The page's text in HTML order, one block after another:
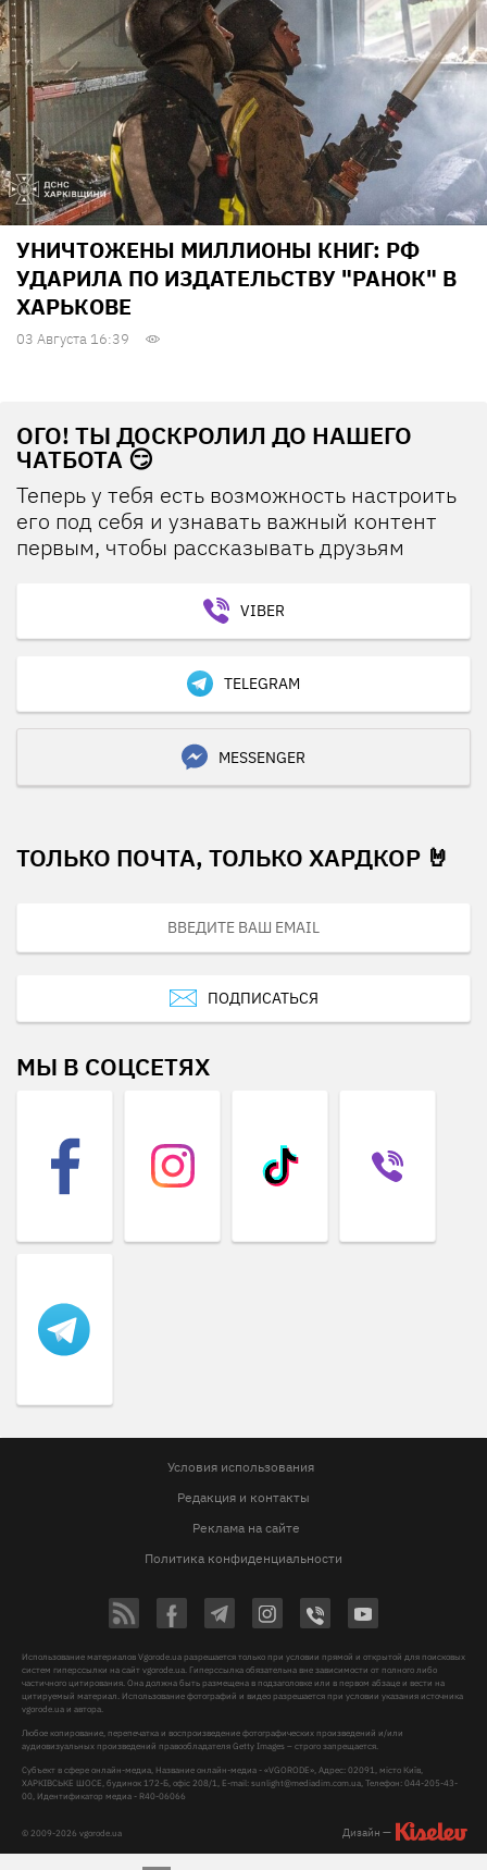
УНИЧТОЖЕНЫ МИЛЛИОНЫ КНИГ: РФ
УДАРИЛА ПО ИЗДАТЕЛЬСТВУ "РАНОК" В
ХАРЬКОВЕ
03 Августа 16:39
ОГО! ТЫ ДОСКРОЛИЛ ДО НАШЕГО
ЧАТБОТА 😏
Теперь у тебя есть возможность настроить
его под себя и узнавать важный контент
первым, чтобы рассказывать друзьям
VIBER
TELEGRAM
MESSENGER
ТОЛЬКО ПОЧТА, ТОЛЬКО ХАРДКОР 🤘
ПОДПИСАТЬСЯ
МЫ В СОЦСЕТЯХ
Условия использования
Редакция и контакты
Реклама на сайте
Политика конфиденциальности
© 2009-2026 vgorode.ua
Использование материалов Vgorode.ua разрешается только при условии прямой и открытой для поисковых
систем гиперссылки на сайт vgorode.ua. Гиперссылка обязательна вне зависимости от полного либо
частичного цитирования. Она должна быть размещена в подзаголовке или в первом абзаце и вести на
цитируемый материал. Использование фотографий и видео разрешается при условии указания источника
vgorode.ua и автора.
Любое копирование, перепечатка и воспроизведение фотографических произведений и/или
аудиовизуальных произведений правообладателя Getty Images – строго запрещается.
Субъект в сфере онлайн-медиа, Название онлайн-медиа - «VGORODE», Адрес: 02091, місто Київ,
ХАРКІВСЬКЕ ШОСЕ, будинок 172-Б, офіс 208/1, E-mail:sunlight@mediadim.com.ua, Телефон: 044-205-43-
00, Идентификатор медиа - R40-06066
Дизайн —